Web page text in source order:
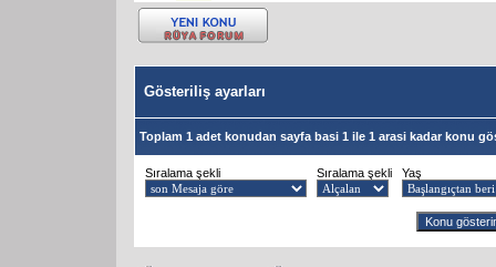
Gösteriliş ayarları
Toplam 1 adet konudan sayfa basi 1 ile 1 arasi kadar konu
Sıralama şekli Sıralama şekli Yaş